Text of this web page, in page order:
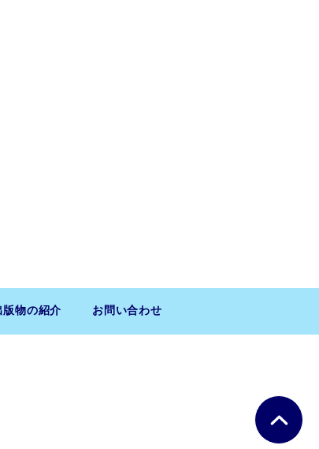
版物の紹介 お問い合わせ